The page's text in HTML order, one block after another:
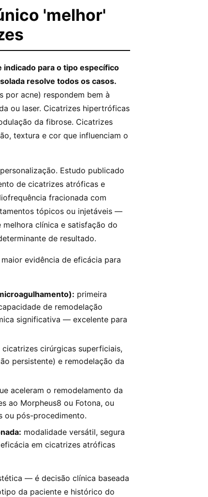
'melhor'
para o tipo específico
resolve todos os casos.
por acne) respondem bem à
ou laser. Cicatrizes hipertróficas
da fibrose. Cicatrizes
textura e cor que influenciam o
Estudo publicado
de cicatrizes atróficas e
fracionada com
tópicos ou injetáveis —
clínica e satisfação do
de resultado.
evidência de eficácia para
primeira
de remodelação
significativa — excelente para
cicatrizes cirúrgicas superficiais,
persistente) e remodelação da
aceleram o remodelamento da
ao Morpheus8 ou Fotona, ou
ou pós-procedimento.
modalidade versátil, segura
em cicatrizes atróficas
— é decisão clínica baseada
da paciente e histórico do